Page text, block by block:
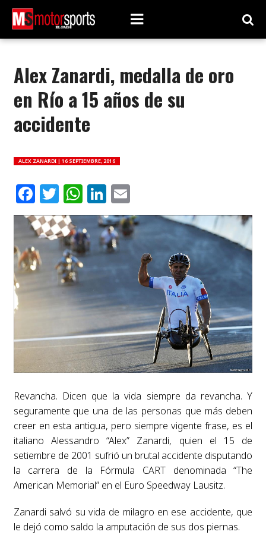
Alex Zanardi, medalla de oro
en Río a 15 años de su
accidente
ALEX ZANARDI | 16 SEPTIEMBRE, 2016
Facebook
Twitter
WhatsApp
LinkedIn
Email
Revancha. Dicen que la vida siempre da revancha. Y
seguramente que una de las personas que más deben
creer en esta antigua, pero siempre vigente frase, es el
italiano Alessandro “Alex” Zanardi, quien el 15 de
setiembre de 2001 sufrió un brutal accidente disputando
la carrera de la Fórmula CART denominada “The
American Memorial” en el Euro Speedway Lausitz.
Zanardi salvó su vida de milagro en ese accidente, que
le dejó como saldo la amputación de sus dos piernas.